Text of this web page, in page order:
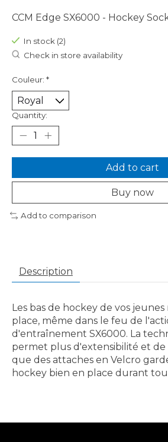
CCM Edge SX6000 - Hockey
In stock (2)
Check in store availability
Couleur: *
Quantity:
Add to cart
Buy now
Add to comparison
Description
Les bas de hockey de vos
place, même dans le feu de
d'entraînement SX6000. La
permet plus d'extensibilité et
que des attaches en Velcro
hockey bien en place durant